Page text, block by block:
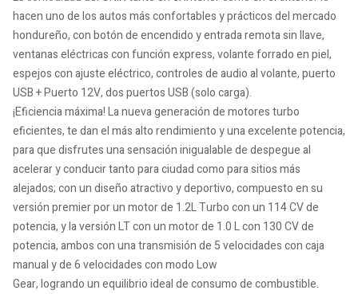
hacen uno de los autos más confortables y prácticos del mercado
hondureño, con botón de encendido y entrada remota sin llave,
ventanas eléctricas con función express, volante forrado en piel,
espejos con ajuste eléctrico, controles de audio al volante, puerto
USB + Puerto 12V, dos puertos USB (solo carga).
¡Eficiencia máxima! La nueva generación de motores turbo
eficientes, te dan el más alto rendimiento y una excelente potencia,
para que disfrutes una sensación inigualable de despegue al
acelerar y conducir tanto para ciudad como para sitios más
alejados; con un diseño atractivo y deportivo, compuesto en su
versión premier por un motor de 1.2L Turbo con un 114 CV de
potencia, y la versión LT con un motor de 1.0 L con 130 CV de
potencia, ambos con una transmisión de 5 velocidades con caja
manual y de 6 velocidades con modo Low
Gear, logrando un equilibrio ideal de consumo de combustible.